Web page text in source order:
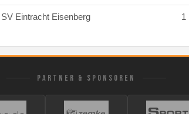
SV Eintracht Eisenberg 1
PARTNER & SPONSOREN